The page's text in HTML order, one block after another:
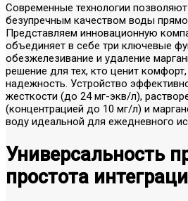
Современные технологии
безупречным качеством воды
Представляем инновационную
объединяет в себе три ключевые
обезжелезивание и удаление
решение для тех, кто ценит
надежность. Устройство
жесткости (до 24 мг-экв/л),
(концентрацией до 10 мг/л) и
воду идеальной для ежедневного
Универсальность
простота